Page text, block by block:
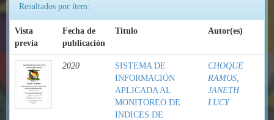
Resultados por ítem:
Vista
previa
Fecha de
publicación
Título Autor(es)
2020
SISTEMA DE
INFORMACIÓN
APLICADA AL
MONITOREO DE
INDICES DE
CHOQUE
RAMOS,
JANETH
LUCY